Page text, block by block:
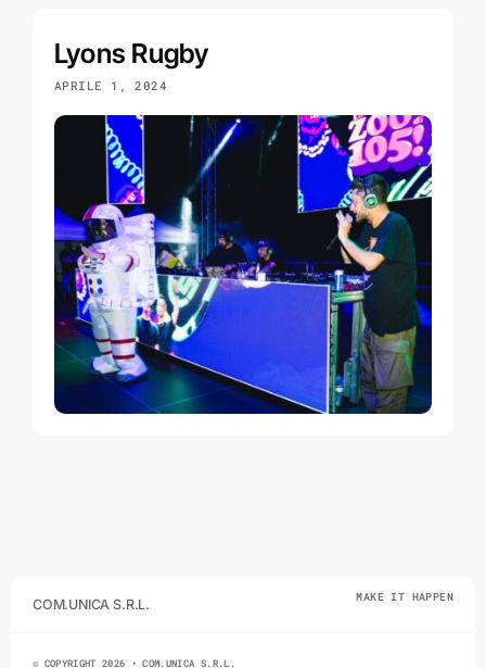
Lyons Rugby
APRILE 1, 2024
COM.UNICA S.R.L. MAKE IT HAPPEN
© COPYRIGHT 2026 • COM.UNICA S.R.L.